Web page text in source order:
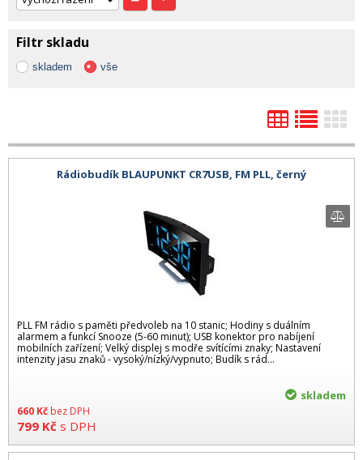
Filtr skladu
skladem vše
Rádiobudík BLAUPUNKT CR7USB, FM PLL, černý
PLL FM rádio s paměti předvoleb na 10 stanic; Hodiny s duálním
alarmem a funkcí Snooze (5-60 minut); USB konektor pro nabíjení
mobilních zařízení; Velký displej s modře svítícími znaky; Nastavení
intenzity jasu znaků - vysoký/nízký/vypnuto; Budík s rád...
660 Kč bez DPH
799 Kč s DPH
skladem